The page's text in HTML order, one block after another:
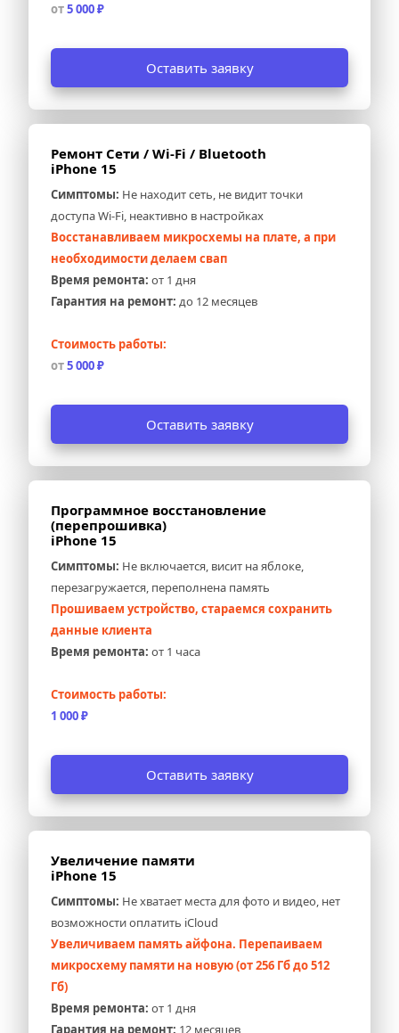
от 5 000 ₽
Оставить заявку
Ремонт Сети / Wi-Fi / Bluetooth
iPhone 15
Симптомы: Не находит сеть, не видит точки
доступа Wi-Fi, неактивно в настройках
Восстанавливаем микросхемы на плате, а при
необходимости делаем свап
Время ремонта: от 1 дня
Гарантия на ремонт: до 12 месяцев
Стоимость работы:
от 5 000 ₽
Оставить заявку
Программное восстановление
(перепрошивка)
iPhone 15
Симптомы: Не включается, висит на яблоке,
перезагружается, переполнена память
Прошиваем устройство, стараемся сохранить
данные клиента
Время ремонта: от 1 часа
Стоимость работы:
1 000 ₽
Оставить заявку
Увеличение памяти
iPhone 15
Симптомы: Не хватает места для фото и видео, нет
возможности оплатить iCloud
Увеличиваем память айфона. Перепаиваем
микросхему памяти на новую (от 256 Гб до 512
Гб)
Время ремонта: от 1 дня
Гарантия на ремонт: 12 месяцев